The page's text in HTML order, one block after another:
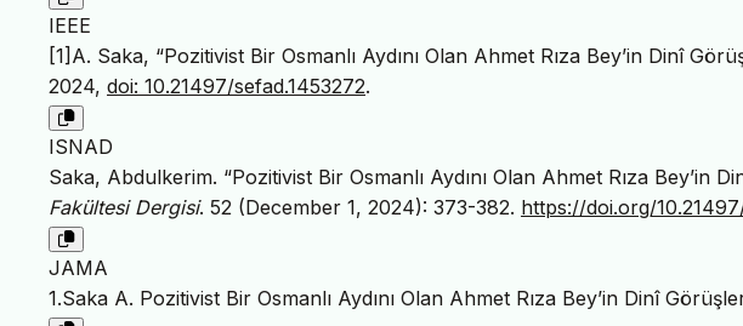
IEEE
[1]A. Saka, “Pozitivist Bir Osmanlı Aydını Olan Ahmet Rıza Bey’in Dinî
2024, doi: 10.21497/sefad.1453272.
ISNAD
Saka, Abdulkerim. “Pozitivist Bir Osmanlı Aydını Olan Ahmet Rıza Bey’in
Fakültesi Dergisi. 52 (December 1, 2024): 373-382. https://doi.org/
JAMA
1.Saka A. Pozitivist Bir Osmanlı Aydını Olan Ahmet Rıza Bey’in Dinî